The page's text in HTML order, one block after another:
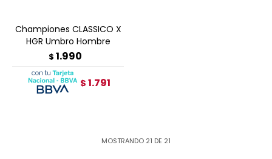
Championes CLASSICO X
HGR Umbro Hombre
$ 1.990
$ 1.791
MOSTRANDO 21 DE 21